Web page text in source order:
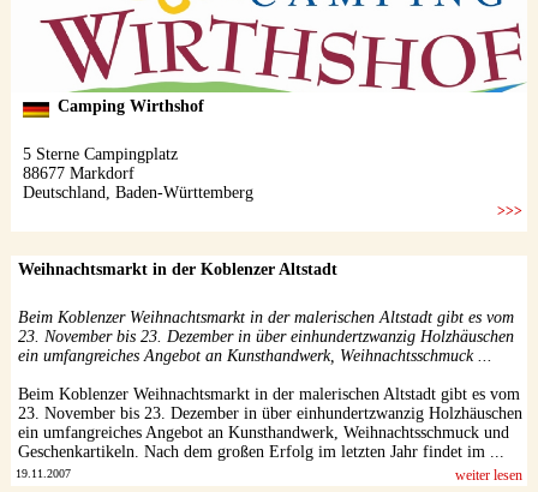
Weihnachtsmarkt in der Koblenzer Altstadt
Beim Koblenzer Weihnachtsmarkt in der malerischen Altstadt gibt es vom
23. November bis 23. Dezember in über einhundertzwanzig Holzhäuschen
ein umfangreiches Angebot an Kunsthandwerk, Weihnachtsschmuck ...
Beim Koblenzer Weihnachtsmarkt in der malerischen Altstadt gibt es vom
23. November bis 23. Dezember in über einhundertzwanzig Holzhäuschen
ein umfangreiches Angebot an Kunsthandwerk, Weihnachtsschmuck und
Geschenkartikeln. Nach dem großen Erfolg im letzten Jahr findet im ...
19.11.2007 weiter lesen